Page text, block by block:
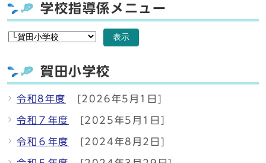
学校指導係メニュー
表示
賀田小学校
令和8年度 [2026年5月1日]
令和７年度 [2025年5月1日]
令和６年度 [2024年8月2日]